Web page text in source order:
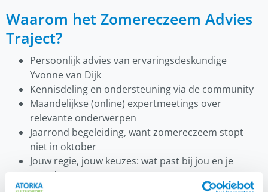
Waarom het Zomereczeem Advies
Traject?
Persoonlijk advies van ervaringsdeskundige
Yvonne van Dijk
Kennisdeling en ondersteuning via de community
Maandelijkse (online) expertmeetings over
relevante onderwerpen
Jaarrond begeleiding, want zomereczeem stopt
niet in oktober
Jouw regie, jouw keuzes: wat past bij jou en je
paard?